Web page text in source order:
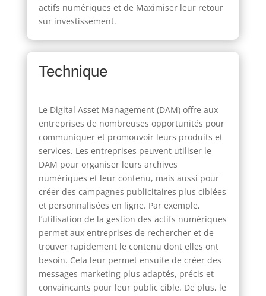
actifs numériques et de Maximiser leur retour
sur investissement.
Technique
Le Digital Asset Management (DAM) offre aux
entreprises de nombreuses opportunités pour
communiquer et promouvoir leurs produits et
services. Les entreprises peuvent utiliser le
DAM pour organiser leurs archives
numériques et leur contenu, mais aussi pour
créer des campagnes publicitaires plus ciblées
et personnalisées en ligne. Par exemple,
l’utilisation de la gestion des actifs numériques
permet aux entreprises de rechercher et de
trouver rapidement le contenu dont elles ont
besoin. Cela leur permet ensuite de créer des
messages marketing plus adaptés, précis et
convaincants pour leur public cible. De plus, le